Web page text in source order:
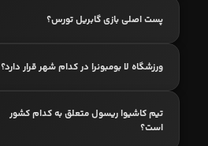
پست اصلی بازی گابریل تورس؟
ورزشگاه لا بومبونرا در کدام شهر قرار دارد؟
تیم کاشیوا ریسول متعلق به کدام کشور
است؟